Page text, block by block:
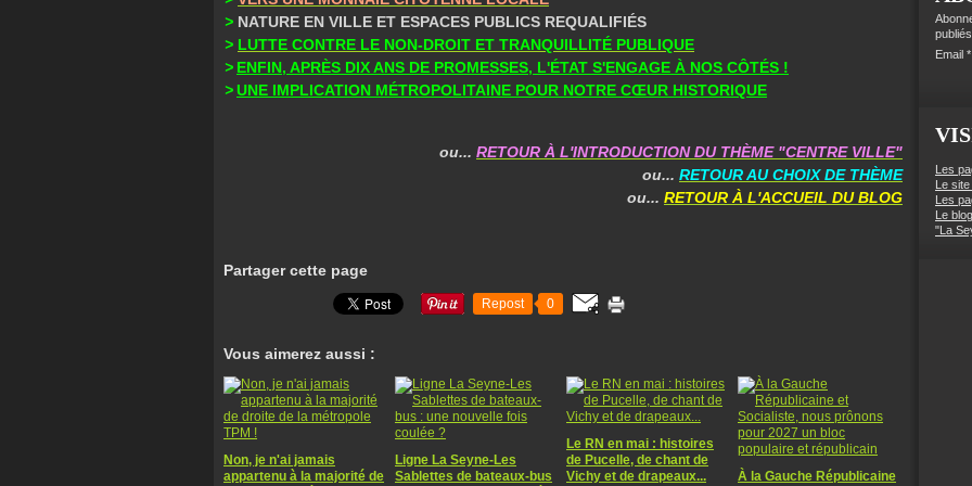
> NATURE EN VILLE ET ESPACES PUBLICS REQUALIFIÉS
> LUTTE CONTRE LE NON-DROIT ET TRANQUILLITÉ PUBLIQUE
> ENFIN, APRÈS DIX ANS DE PROMESSES, L'ÉTAT S'ENGAGE À NOS CÔTÉS !
>UNE IMPLICATION MÉTROPOLITAINE POUR NOTRE CŒUR HISTORIQUE
ou... RETOUR À L'INTRODUCTION DU THÈME "CENTRE VILLE"
ou... RETOUR AU CHOIX DE THÈME
ou... RETOUR À L'ACCUEIL DU BLOG
Partager cette page
Repost 0
Vous aimerez aussi :
Non, je n'ai jamais
appartenu à la majorité de
Ligne La Seyne-Les
Sablettes de bateaux-bus
Le RN en mai : histoires
de Pucelle, de chant de
Vichy et de drapeaux...
À la Gauche Républicaine
Email
Les
Le
Les
Le
"La